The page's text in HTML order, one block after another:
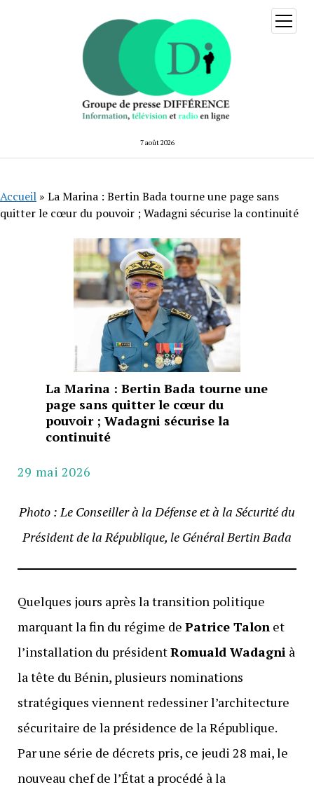
7 août 2026
ouvrir
menu
Accueil » La Marina : Bertin Bada tourne une page sans
quitter le cœur du pouvoir ; Wadagni sécurise la continuité
La Marina : Bertin Bada tourne une
page sans quitter le cœur du
pouvoir ; Wadagni sécurise la
continuité
29 mai 2026
Photo : Le Conseiller à la Défense et à la Sécurité du
Président de la République, le Général Bertin Bada
Quelques jours après la transition politique
marquant la fin du régime de Patrice Talon et
l’installation du présidentRomuald Wadagni à
la tête du Bénin, plusieurs nominations
stratégiques viennent redessiner l’architecture
sécuritaire de la présidence de la République.
Par une série de décrets pris, ce jeudi 28 mai, le
nouveau chef de l’État a procédé à la